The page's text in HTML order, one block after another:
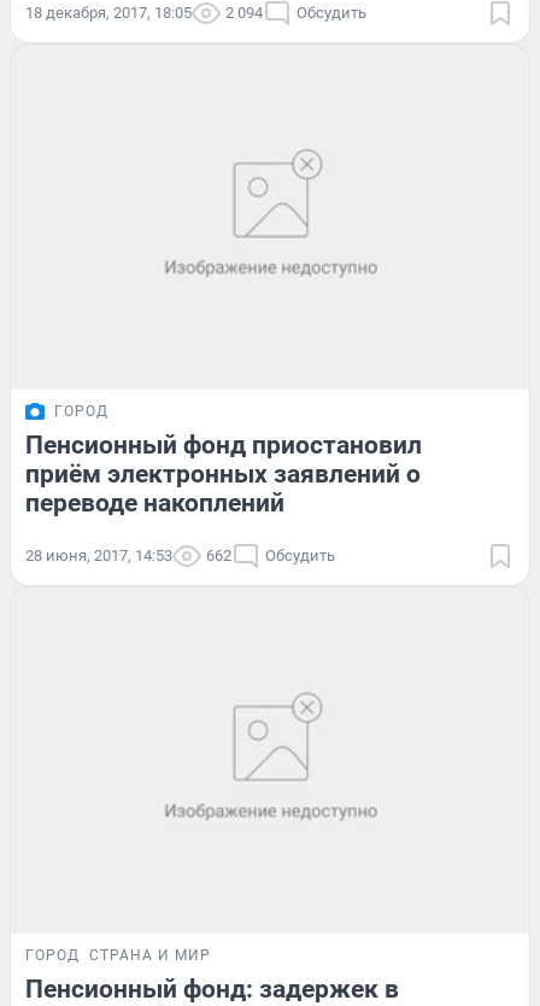
18 декабря, 2017, 18:05 2 094 Обсудить
ГОРОД
Пенсионный фонд приостановил
приём электронных заявлений о
переводе накоплений
28 июня, 2017, 14:53 662 Обсудить
ГОРОД СТРАНА И МИР
Пенсионный фонд: задержек в